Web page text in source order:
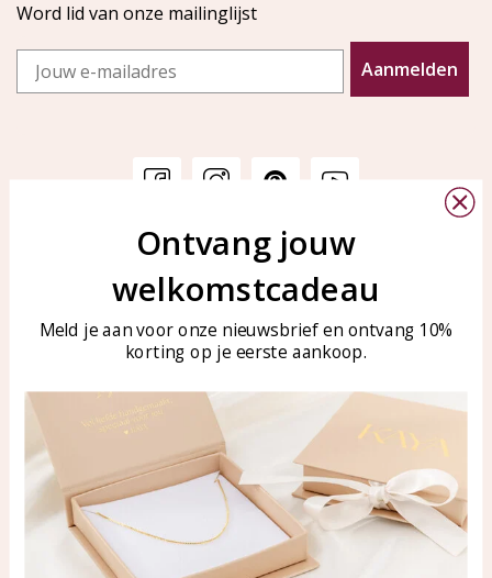
Word lid van onze mailinglijst
Email
Aanmelden
Veelgestelde vragen
Sieraden onderhouden
KAYA Sieraden
Bellen of WhatsApp Ma-Vr
tussen 09:00-17:00
Tel: 0850003187
WhatsApp: 0850003187
klantenservice@kayasierade
Producten
Alle producten
KAYA Sieraden
Over ons
Ontvang jouw
welkomstcadeau
Meld je aan voor onze nieuwsbrief en ontvang 10%
korting op je eerste aankoop.